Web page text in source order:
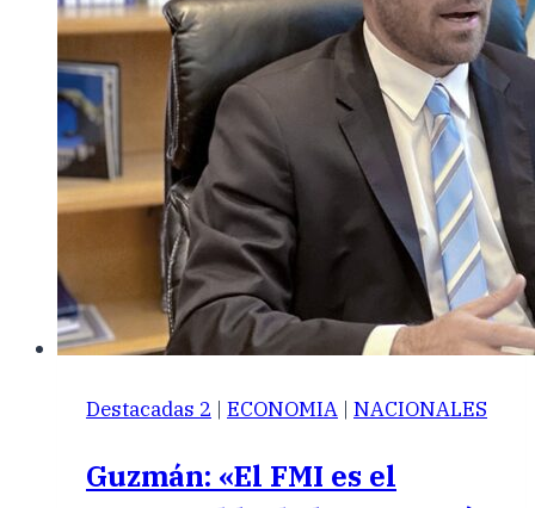
Destacadas 2 | ECONOMIA | NACIONALES
Guzmán: «El FMI es el